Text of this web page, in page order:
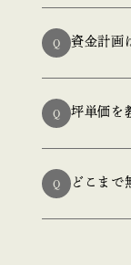
Q 資金計画
Q 坪単価を
Q どこまで